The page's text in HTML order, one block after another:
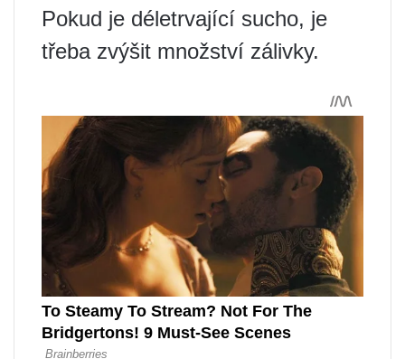
Pokud je déletrvající sucho, je
třeba zvýšit množství zálivky.